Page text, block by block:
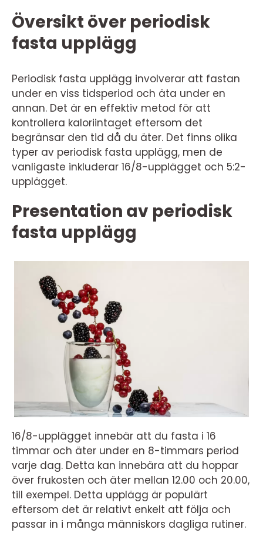
Översikt över periodisk
fasta upplägg
Periodisk fasta upplägg involverar att fastan
under en viss tidsperiod och äta under en
annan. Det är en effektiv metod för att
kontrollera kaloriintaget eftersom det
begränsar den tid då du äter. Det finns olika
typer av periodisk fasta upplägg, men de
vanligaste inkluderar 16/8-upplägget och 5:2-
upplägget.
Presentation av periodisk
fasta upplägg
16/8-upplägget innebär att du fasta i 16
timmar och äter under en 8-timmars period
varje dag. Detta kan innebära att du hoppar
över frukosten och äter mellan 12.00 och 20.00,
till exempel. Detta upplägg är populärt
eftersom det är relativt enkelt att följa och
passar in i många människors dagliga rutiner.